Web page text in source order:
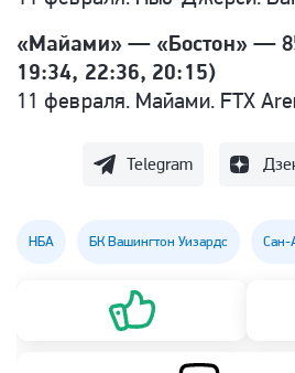
«Майами» — «Бостон» —
19:34, 22:36, 20:15)
11 февраля. Майами. FTX
Telegram
НБА БК Вашингтон Уизардс Сан-